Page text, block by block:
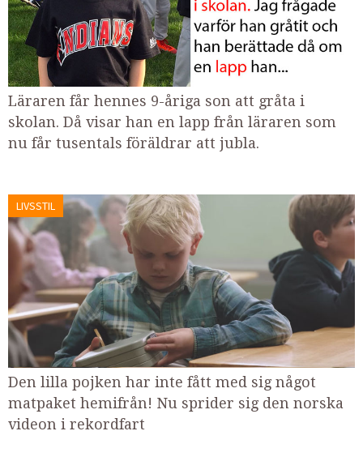
Läraren får hennes 9-åriga son att gråta i
skolan. Då visar han en lapp från läraren som
nu får tusentals föräldrar att jubla.
LIVSSTIL
Den lilla pojken har inte fått med sig något
matpaket hemifrån! Nu sprider sig den norska
videon i rekordfart